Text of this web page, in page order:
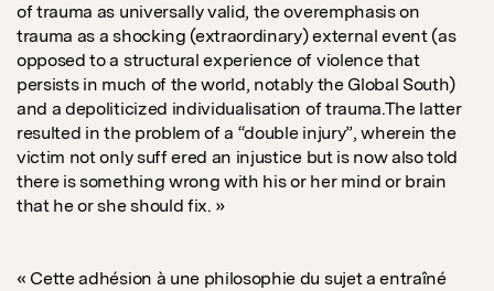
of trauma as universally valid, the overemphasis on
trauma as a shocking (extraordinary) external event (as
opposed to a structural experience of violence that
persists in much of the world, notably the Global South)
and a depoliticized individualisation of trauma.The latter
resulted in the problem of a “double injury”, wherein the
victim not only suff ered an injustice but is now also told
there is something wrong with his or her mind or brain
that he or she should fix. »
« Cette adhésion à une philosophie du sujet a entraîné